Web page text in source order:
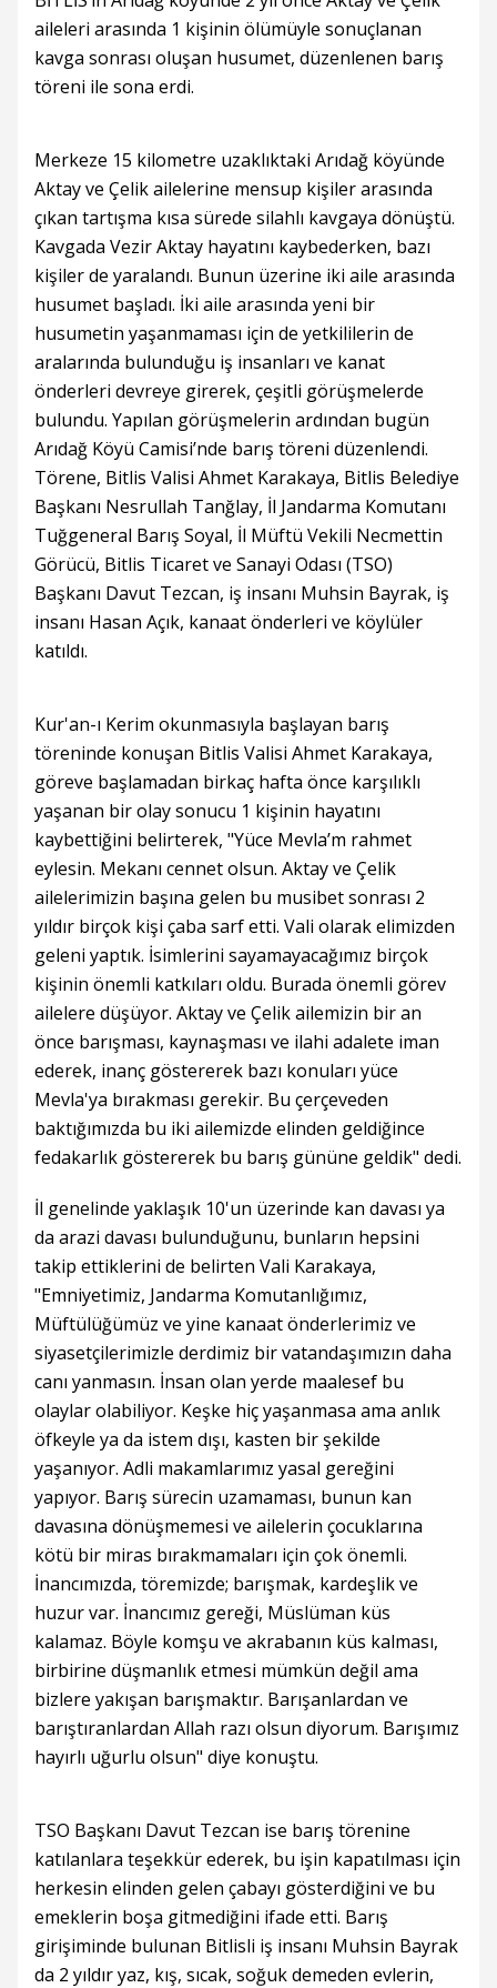
aileleri arasında 1 kişinin ölümüyle sonuçlanan
kavga sonrası oluşan husumet, düzenlenen barış
töreni ile sona erdi.
Merkeze 15 kilometre uzaklıktaki Arıdağ köyünde
Aktay ve Çelik ailelerine mensup kişiler arasında
çıkan tartışma kısa sürede silahlı kavgaya dönüştü.
Kavgada Vezir Aktay hayatını kaybederken, bazı
kişiler de yaralandı. Bunun üzerine iki aile arasında
husumet başladı. İki aile arasında yeni bir
husumetin yaşanmaması için de yetkililerin de
aralarında bulunduğu iş insanları ve kanat
önderleri devreye girerek, çeşitli görüşmelerde
bulundu. Yapılan görüşmelerin ardından bugün
Arıdağ Köyü Camisi’nde barış töreni düzenlendi.
Törene, Bitlis Valisi Ahmet Karakaya, Bitlis Belediye
Başkanı Nesrullah Tanğlay, İl Jandarma Komutanı
Tuğgeneral Barış Soyal, İl Müftü Vekili Necmettin
Görücü, Bitlis Ticaret ve Sanayi Odası (TSO)
Başkanı Davut Tezcan, iş insanı Muhsin Bayrak, iş
insanı Hasan Açık, kanaat önderleri ve köylüler
katıldı.
Kur'an-ı Kerim okunmasıyla başlayan barış
töreninde konuşan Bitlis Valisi Ahmet Karakaya,
göreve başlamadan birkaç hafta önce karşılıklı
yaşanan bir olay sonucu 1 kişinin hayatını
kaybettiğini belirterek, "Yüce Mevla’m rahmet
eylesin. Mekanı cennet olsun. Aktay ve Çelik
ailelerimizin başına gelen bu musibet sonrası 2
yıldır birçok kişi çaba sarf etti. Vali olarak elimizden
geleni yaptık. İsimlerini sayamayacağımız birçok
kişinin önemli katkıları oldu. Burada önemli görev
ailelere düşüyor. Aktay ve Çelik ailemizin bir an
önce barışması, kaynaşması ve ilahi adalete iman
ederek, inanç göstererek bazı konuları yüce
Mevla'ya bırakması gerekir. Bu çerçeveden
baktığımızda bu iki ailemizde elinden geldiğince
fedakarlık göstererek bu barış gününe geldik" dedi.
İl genelinde yaklaşık 10'un üzerinde kan davası ya
da arazi davası bulunduğunu, bunların hepsini
takip ettiklerini de belirten Vali Karakaya,
"Emniyetimiz, Jandarma Komutanlığımız,
Müftülüğümüz ve yine kanaat önderlerimiz ve
siyasetçilerimizle derdimiz bir vatandaşımızın daha
canı yanmasın. İnsan olan yerde maalesef bu
olaylar olabiliyor. Keşke hiç yaşanmasa ama anlık
öfkeyle ya da istem dışı, kasten bir şekilde
yaşanıyor. Adli makamlarımız yasal gereğini
yapıyor. Barış sürecin uzamaması, bunun kan
davasına dönüşmemesi ve ailelerin çocuklarına
kötü bir miras bırakmamaları için çok önemli.
İnancımızda, töremizde; barışmak, kardeşlik ve
huzur var. İnancımız gereği, Müslüman küs
kalamaz. Böyle komşu ve akrabanın küs kalması,
birbirine düşmanlık etmesi mümkün değil ama
bizlere yakışan barışmaktır. Barışanlardan ve
barıştıranlardan Allah razı olsun diyorum. Barışımız
hayırlı uğurlu olsun" diye konuştu.
TSO Başkanı Davut Tezcan ise barış törenine
katılanlara teşekkür ederek, bu işin kapatılması için
herkesin elinden gelen çabayı gösterdiğini ve bu
emeklerin boşa gitmediğini ifade etti. Barış
girişiminde bulunan Bitlisli iş insanı Muhsin Bayrak
da 2 yıldır yaz, kış, sıcak, soğuk demeden evlerin,